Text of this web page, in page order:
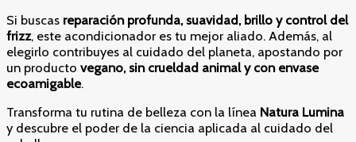
Si buscas reparación profunda, suavidad, brillo y control del
frizz, este acondicionador es tu mejor aliado. Además, al
elegirlo contribuyes al cuidado del planeta, apostando por
un producto vegano, sin crueldad animal y con envase
ecoamigable.
Transforma tu rutina de belleza con la línea Natura Lumina
y descubre el poder de la ciencia aplicada al cuidado del